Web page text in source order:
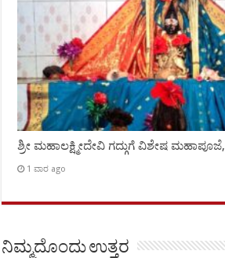
ಶ್ರೀ ಮಹಾಲಕ್ಷ್ಮೀದೇವಿ ಗದ್ಗುಗೆ ವಿಶೇಷ ಮಹಾಪೂಜೆ,
1 ವಾರ ago
ನಿಮ್ಮದೊಂದು ಉತ್ತರ